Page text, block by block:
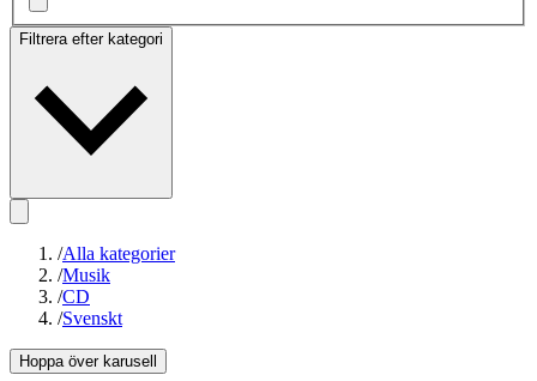
Filtrera efter kategori
/Alla kategorier
/Musik
/CD
/Svenskt
Hoppa över karusell